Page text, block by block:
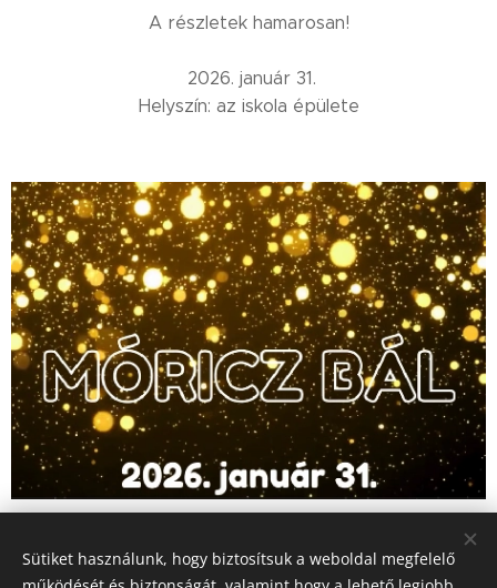
A részletek hamarosan!
2026. január 31.
Helyszín: az iskola épülete
Sütiket használunk, hogy biztosítsuk a weboldal megfelelő